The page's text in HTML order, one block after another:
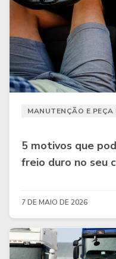
MANUTENÇÃO E
5 motivos que
freio duro no seu
7 DE MAIO DE 2026